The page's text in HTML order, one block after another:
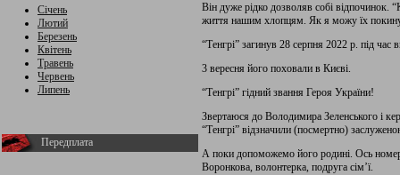
Січень
Лютий
Березень
Квітень
Травень
Червень
Липень
Передплата
Він дуже рідко дозволяв собі відпочинок.
життя нашим хлопцям. Як я можу їх
“Тенгрі” загинув 28 серпня 2022 р. під час
3 вересня його поховали в Києві.
“Тенгрі” гідний звання Героя України!
Звертаюся до Володимира Зеленського і
“Тенгрі” відзначили (посмертно)
А поки допоможемо його родині. Ось
Воронкова, волонтерка, подруга сім’ї.